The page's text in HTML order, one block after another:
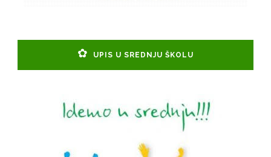
UPIS U SREDNJU ŠKOLU